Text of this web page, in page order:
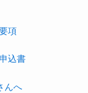
項
込書
んへ